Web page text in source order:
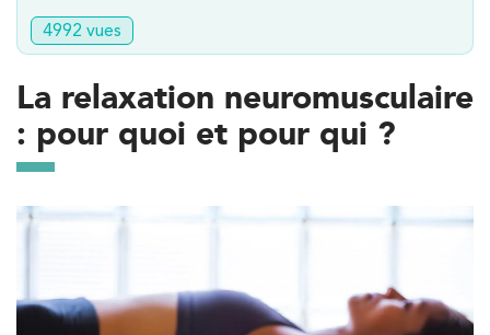
4992 vues
La relaxation neuromusculaire
: pour quoi et pour qui ?